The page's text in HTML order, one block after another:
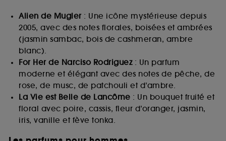
Alien de Mugler: Une icône mystérieuse depuis
2005, avec des notes florales, boisées et ambrées
(jasmin sambac, bois de cashmeran, ambre
blanc).
For Her de Narciso Rodriguez: Un parfum
moderne et élégant avec des notes de pêche, de
rose, de musc, de patchouli et d’ambre.
La Vie est Belle de Lancôme : Un bouquet fruité et
floral avec poire, cassis, fleur d’oranger, jasmin,
iris, vanille et fève tonka.